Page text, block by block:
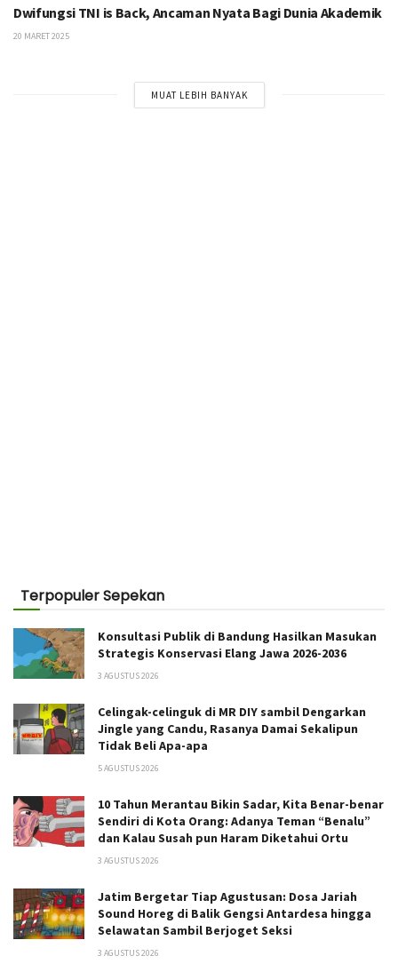
Dwifungsi TNI is Back, Ancaman Nyata Bagi Dunia Akademik
20 MARET 2025
MUAT LEBIH BANYAK
Terpopuler Sepekan
Konsultasi Publik di Bandung Hasilkan Masukan
Strategis Konservasi Elang Jawa 2026-2036
3 AGUSTUS 2026
Celingak-celinguk di MR DIY sambil Dengarkan
Jingle yang Candu, Rasanya Damai Sekalipun
Tidak Beli Apa-apa
5 AGUSTUS 2026
10 Tahun Merantau Bikin Sadar, Kita Benar-benar
Sendiri di Kota Orang: Adanya Teman “Benalu”
dan Kalau Susah pun Haram Diketahui Ortu
3 AGUSTUS 2026
Jatim Bergetar Tiap Agustusan: Dosa Jariah
Sound Horeg di Balik Gengsi Antardesa hingga
Selawatan Sambil Berjoget Seksi
3 AGUSTUS 2026